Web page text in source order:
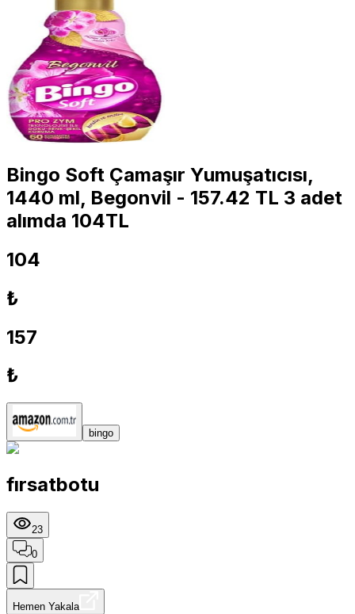
Bingo Soft Çamaşır Yumuşatıcısı,
1440 ml, Begonvil - 157.42 TL 3 adet
alımda 104TL
104
₺
157
₺
bingo
fırsatbotu
23
0
Hemen Yakala